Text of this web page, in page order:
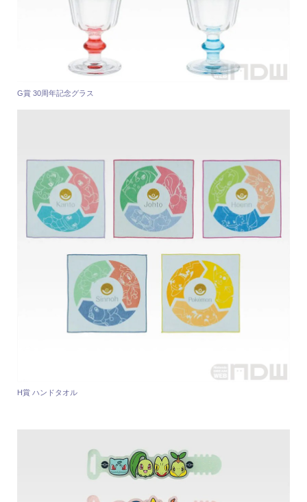
G賞 30周年記念グラス
H賞 ハンドタオル